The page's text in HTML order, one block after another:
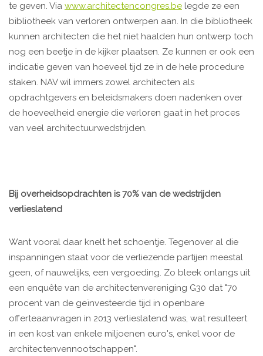
te geven. Via www.architectencongres.be legde ze een
bibliotheek van verloren ontwerpen aan. In die bibliotheek
kunnen architecten die het niet haalden hun ontwerp toch
nog een beetje in de kijker plaatsen. Ze kunnen er ook een
indicatie geven van hoeveel tijd ze in de hele procedure
staken. NAV wil immers zowel architecten als
opdrachtgevers en beleidsmakers doen nadenken over
de hoeveelheid energie die verloren gaat in het proces
van veel architectuurwedstrijden.
Bij overheidsopdrachten is 70% van de wedstrijden
verlieslatend
Want vooral daar knelt het schoentje. Tegenover al die
inspanningen staat voor de verliezende partijen meestal
geen, of nauwelijks, een vergoeding. Zo bleek onlangs uit
een enquête van de architectenvereniging G30 dat "70
procent van de geïnvesteerde tijd in openbare
offerteaanvragen in 2013 verlieslatend was, wat resulteert
in een kost van enkele miljoenen euro's, enkel voor de
architectenvennootschappen".